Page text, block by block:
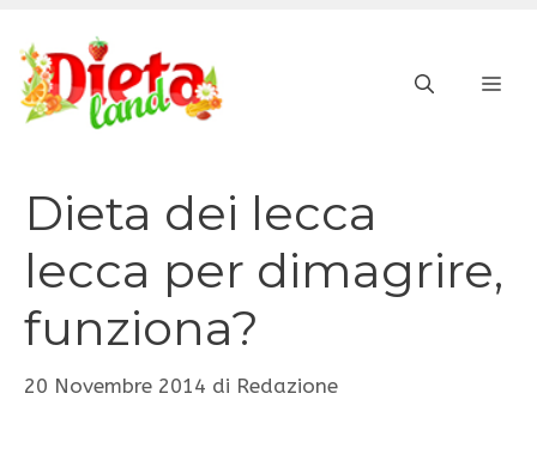
contenuto
Dieta dei lecca
lecca per dimagrire,
funziona?
20 Novembre 2014 di Redazione